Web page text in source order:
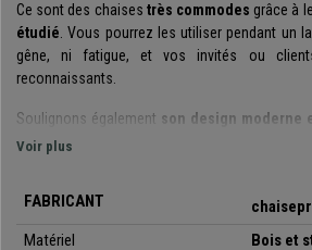
Ce sont des chaises très commodes grâce à
étudié. Vous pourrez les utiliser pendant un
gêne, ni fatigue, et vos invités ou
reconnaissants.
Soulignons également son design moderne
épurées et séduisantes. Ces chaises se
s’adapte le mieux à vos goûts ou vos besoins
Voir plus
FABRICANT
Matériel
Bois et